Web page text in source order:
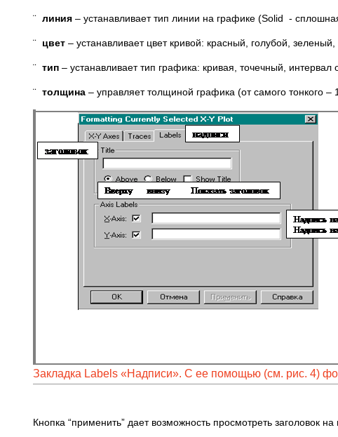
¨ линия – устанавливает тип линии на графике (Solid -
¨ цвет – устанавливает цвет кривой: красный, голубой,
¨ тип – устанавливает тип графика: кривая, точечный,
¨ толщина – управляет толщиной графика (от самого тонкого
Закладка Labels «Hадписи». С ее помощью (см. рис. 4)
Кнопка “применить” дает возможность просмотреть заголовок